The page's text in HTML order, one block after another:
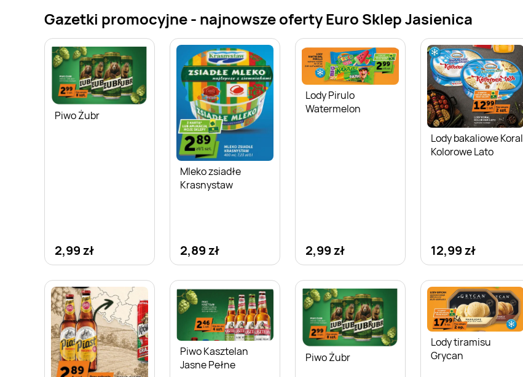
Gazetki promocyjne - najnowsze oferty Euro Sklep Jasienica
Piwo Żubr
2,99 zł
Mleko zsiadłe
Krasnystaw
2,89 zł
Lody Pirulo
Watermelon
2,99 zł
Lody bakaliowe Koral
Kolorowe Lato
12,99 zł
Piwo Kasztelan
Jasne Pełne
Piwo Żubr
Lody tiramisu
Grycan